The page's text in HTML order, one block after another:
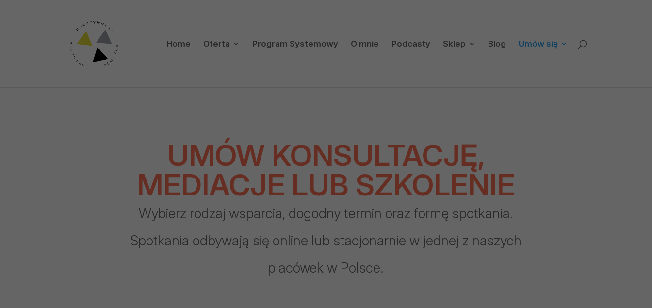
Home Oferta Program Systemowy O mnie Podcasty Sklep Blog Umów się
UMÓW KONSULTACJĘ,
MEDIACJE LUB SZKOLENIE
Wybierz rodzaj wsparcia, dogodny termin oraz formę spotkania.
Spotkania odbywają się online lub stacjonarnie w jednej z naszych
placówek w Polsce.